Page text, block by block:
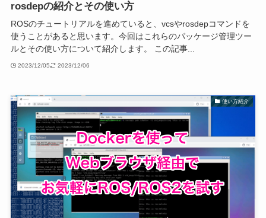
rosdepの紹介とその使い方
ROSのチュートリアルを進めていると、vcsやrosdepコマンドを
使うことがあると思います。今回はこれらのパッケージ管理ツー
ルとその使い方について紹介します。 この記事...
2023/12/05 2023/12/06
使い方紹介